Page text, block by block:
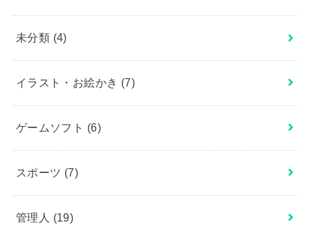
未分類 (4)
イラスト・お絵かき (7)
ゲームソフト (6)
スポーツ (7)
管理人 (19)